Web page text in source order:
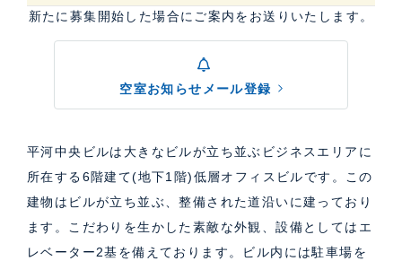
新たに募集開始した場合にご案内をお送りいたします。
空室お知らせメール登録
平河中央ビルは大きなビルが立ち並ぶビジネスエリアに
所在する6階建て(地下1階)低層オフィスビルです。この
建物はビルが立ち並ぶ、整備された道沿いに建っており
ます。こだわりを生かした素敵な外観、設備としてはエ
レベーター2基を備えております。ビル内には駐車場を